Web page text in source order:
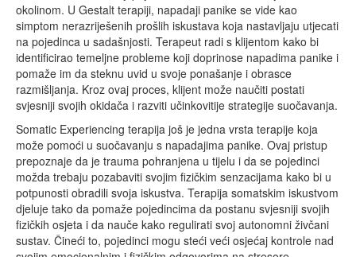
okolinom. U Gestalt terapiji, napadaji panike se vide kao
simptom nerazriješenih prošlih iskustava koja nastavljaju utjecati
na pojedinca u sadašnjosti. Terapeut radi s klijentom kako bi
identificirao temeljne probleme koji doprinose napadima panike i
pomaže im da steknu uvid u svoje ponašanje i obrasce
razmišljanja. Kroz ovaj proces, klijent može naučiti postati
svjesniji svojih okidača i razviti učinkovitije strategije suočavanja.
Somatic Experiencing terapija još je jedna vrsta terapije koja
može pomoći u suočavanju s napadajima panike. Ovaj pristup
prepoznaje da je trauma pohranjena u tijelu i da se pojedinci
možda trebaju pozabaviti svojim fizičkim senzacijama kako bi u
potpunosti obradili svoja iskustva. Terapija somatskim iskustvom
djeluje tako da pomaže pojedincima da postanu svjesniji svojih
fizičkih osjeta i da nauče kako regulirati svoj autonomni živčani
sustav. Čineći to, pojedinci mogu steći veći osjećaj kontrole nad